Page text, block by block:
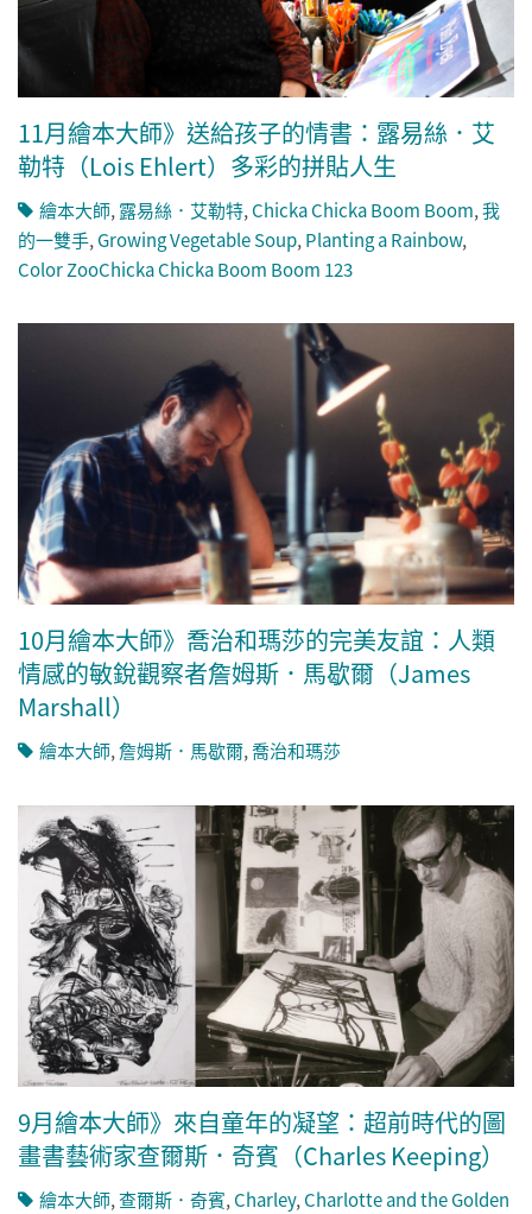
11月繪本大師》送給孩子的情書：露易絲．艾
勒特（Lois Ehlert）多彩的拼貼人生
繪本大師, 露易絲．艾勒特,Chicka Chicka Boom Boom,我
的一雙手, Growing Vegetable Soup, Planting a Rainbow,
Color ZooChicka Chicka Boom Boom 123
10月繪本大師》喬治和瑪莎的完美友誼：人類
情感的敏銳觀察者詹姆斯．馬歇爾（James
Marshall）
繪本大師,詹姆斯．馬歇爾,喬治和瑪莎
9月繪本大師》來自童年的凝望：超前時代的圖
畫書藝術家查爾斯．奇賓（Charles Keeping）
繪本大師,查爾斯．奇賓,Charley,Charlotte and the Golden